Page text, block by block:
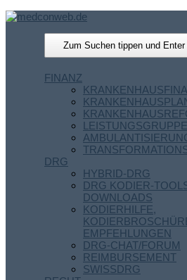
FINANZ
DRG
HYBRID-DRG
DRG KODIER-
DOWNLOADS
KODIERHILFE,
EMPFEHLUNGEN
DRG-CHAT/FORUM
REIMBURSEMENT
SWISSDRG